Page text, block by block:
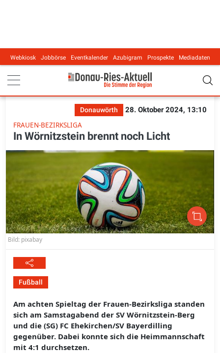
Main navigation
Webkiosk Jobbörse Eventkalender Azubigram Prospekte Mediadaten
Donauwörth
28. Oktober 2024, 13:10
FRAUEN-BEZIRKSLIGA
In Wörnitzstein brennt noch Licht
Bild: pixabay
Fußball
Am achten Spieltag der Frauen-Bezirksliga standen
sich am Samstagabend der SV Wörnitzstein-Berg
und die (SG) FC Ehekirchen/SV Bayerdilling
gegenüber. Dabei konnte sich die Heimmannschaft
mit 4:1 durchsetzen.